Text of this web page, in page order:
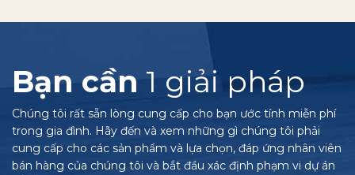
Bạn cần 1 giải pháp
Chúng tôi rất sẵn lòng cung cấp cho bạn ước tính miễn phí
trong gia đình. Hãy đến và xem những gì chúng tôi phải
cung cấp cho các sản phẩm và lựa chọn, đáp ứng nhân viên
bán hàng của chúng tôi và bắt đầu xác định phạm vi dự án